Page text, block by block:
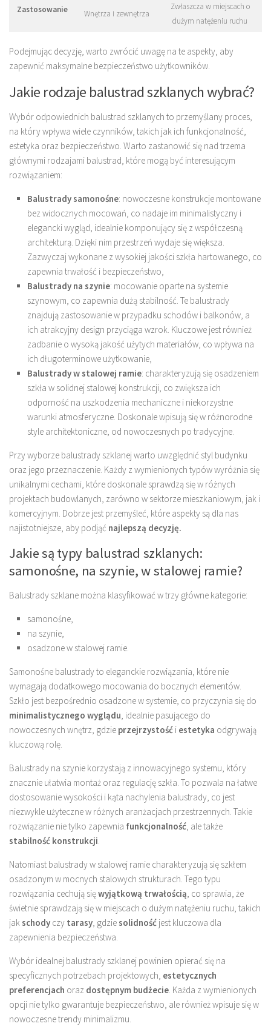
Zastosowanie Wnętrza i zewnętrza
Zwłaszcza w miejscach o
dużym natężeniu ruchu
Podejmując decyzję, warto zwrócić uwagę na te aspekty, aby
zapewnić maksymalne bezpieczeństwo użytkowników.
Jakie rodzaje balustrad szklanych wybrać?
Wybór odpowiednich balustrad szklanych to przemyślany proces,
na który wpływa wiele czynników, takich jak ich funkcjonalność,
estetyka oraz bezpieczeństwo. Warto zastanowić się nad trzema
głównymi rodzajami balustrad, które mogą być interesującym
rozwiązaniem:
Balustrady samonośne: nowoczesne konstrukcje montowane
bez widocznych mocowań, co nadaje im minimalistyczny i
elegancki wygląd, idealnie komponujący się z współczesną
architekturą. Dzięki nim przestrzeń wydaje się większa.
Zazwyczaj wykonane z wysokiej jakości szkła hartowanego, co
zapewnia trwałość i bezpieczeństwo,
Balustrady na szynie: mocowanie oparte na systemie
szynowym, co zapewnia dużą stabilność. Te balustrady
znajdują zastosowanie w przypadku schodów i balkonów, a
ich atrakcyjny design przyciąga wzrok. Kluczowe jest również
zadbanie o wysoką jakość użytych materiałów, co wpływa na
ich długoterminowe użytkowanie,
Balustrady w stalowej ramie: charakteryzują się osadzeniem
szkła w solidnej stalowej konstrukcji, co zwiększa ich
odporność na uszkodzenia mechaniczne i niekorzystne
warunki atmosferyczne. Doskonale wpisują się w różnorodne
style architektoniczne, od nowoczesnych po tradycyjne.
Przy wyborze balustrady szklanej warto uwzględnić styl budynku
oraz jego przeznaczenie. Każdy z wymienionych typów wyróżnia się
unikalnymi cechami, które doskonale sprawdzą się w różnych
projektach budowlanych, zarówno w sektorze mieszkaniowym, jak i
komercyjnym. Dobrze jest przemyśleć, które aspekty są dla nas
najistotniejsze, aby podjąć najlepszą decyzję.
Jakie są typy balustrad szklanych:
samonośne, na szynie, w stalowej ramie?
Balustrady szklane można klasyfikować w trzy główne kategorie:
samonośne,
na szynie,
osadzone w stalowej ramie.
Samonośne balustrady to eleganckie rozwiązania, które nie
wymagają dodatkowego mocowania do bocznych elementów.
Szkło jest bezpośrednio osadzone w systemie, co przyczynia się do
minimalistycznego wyglądu , idealnie pasującego do
nowoczesnych wnętrz, gdzie przejrzystość i estetyka odgrywają
kluczową rolę.
Balustrady na szynie korzystają z innowacyjnego systemu, który
znacznie ułatwia montaż oraz regulację szkła. To pozwala na łatwe
dostosowanie wysokości i kąta nachylenia balustrady, co jest
niezwykle użyteczne w różnych aranżacjach przestrzennych. Takie
rozwiązanie nie tylko zapewnia funkcjonalność , ale także
stabilność konstrukcji
Natomiast balustrady w stalowej ramie charakteryzują się szkłem
osadzonym w mocnych stalowych strukturach. Tego typu
rozwiązania cechują sięwyjątkową trwałością , co sprawia, że
świetnie sprawdzają się w miejscach o dużym natężeniu ruchu, takich
jak schody czy tarasy , gdziesolidność jest kluczowa dla
zapewnienia bezpieczeństwa.
Wybór idealnej balustrady szklanej powinien opierać się na
specyficznych potrzebach projektowych, estetycznych
preferencjach oraz dostępnym budżecie . Każda z wymienionych
opcji nie tylko gwarantuje bezpieczeństwo, ale również wpisuje się w
nowoczesne trendy minimalizmu.